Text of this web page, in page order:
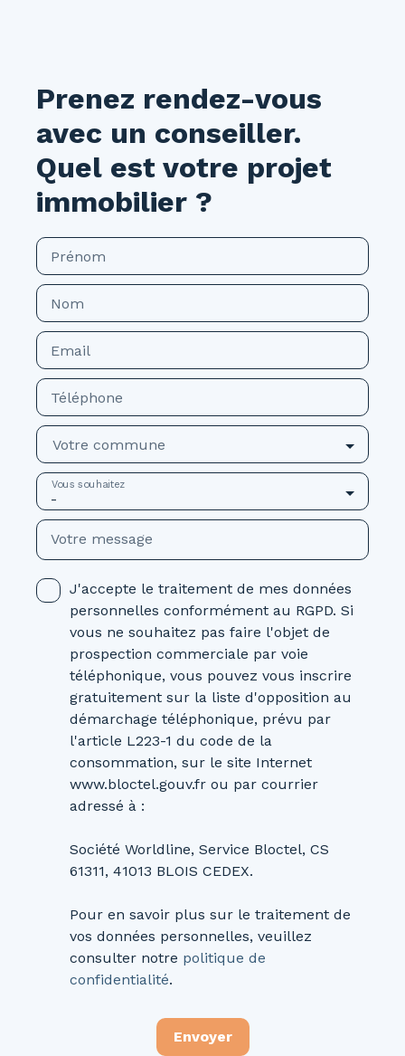
Prenez rendez-vous
avec un conseiller.
Quel est votre projet
immobilier ?
Prénom
Nom
Email
Téléphone
Votre commune
-
Vous souhaitez
Votre message
J'accepte le traitement de mes données
personnelles conformément au RGPD. Si
vous ne souhaitez pas faire l'objet de
prospection commerciale par voie
téléphonique, vous pouvez vous inscrire
gratuitement sur la liste d'opposition au
démarchage téléphonique, prévu par
l'article L223-1 du code de la
consommation, sur le site Internet
www.bloctel.gouv.fr ou par courrier
adressé à :
Société Worldline, Service Bloctel, CS
61311, 41013 BLOIS CEDEX.
Pour en savoir plus sur le traitement de
vos données personnelles, veuillez
consulter notre politique de
confidentialité.
Envoyer